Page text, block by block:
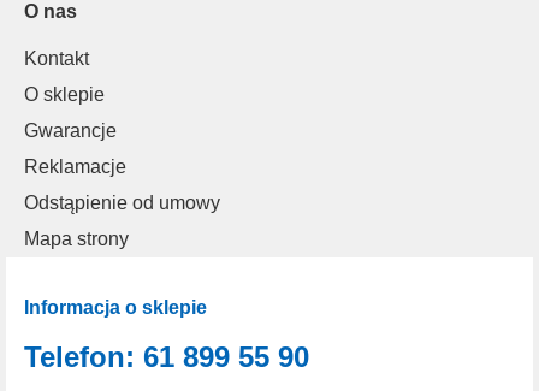
O nas
Kontakt
O sklepie
Gwarancje
Reklamacje
Odstąpienie od umowy
Mapa strony
Informacja o sklepie
Telefon: 61 899 55 90